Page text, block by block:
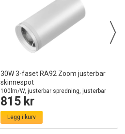
30W 3-faset RA92 Zoom justerbar
skinnespot
100lm/W, justerbar spredning, justerbar
CCT, hvit, justerbar lysstyrke
815 kr
Legg i kurv